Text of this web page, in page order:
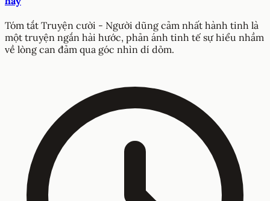
Tóm tắt Truyện cười - Người dũng cảm nhất hành tinh là
một truyện ngắn hài hước, phản ánh tinh tế sự hiểu nhầm
về lòng can đảm qua góc nhìn dí dỏm.